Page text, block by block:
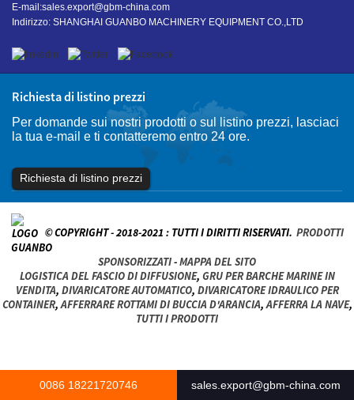
E-mail:sales.export@gbm-china.com
Indirizzo: SHANGHAI GUANBO MACHINERY EQUIPMENT CO.,LTD
Richiesta di listino prezzi
Per domande sui nostri prodotti o sul listino prezzi, lasciaci
la tua e-mail e ti contatteremo entro 24 ore.
Richiesta di listino prezzi
© COPYRIGHT - 2018-2021 : TUTTI I DIRITTI RISERVATI. PRODOTTI
SPONSORIZZATI-MAPPA DEL SITO
LOGISTICA DEL FASCIO DI DIFFUSIONE, GRU PER BARCHE MARINE IN
VENDITA, DIVARICATORE AUTOMATICO, DIVARICATORE IDRAULICO PER
CONTAINER,AFFERRARE ROTTAMI DI BUCCIA D'ARANCIA,AFFERRA LA NAVE,
TUTTI I PRODOTTI
0086 18221720746 sales.export@gbm-china.com